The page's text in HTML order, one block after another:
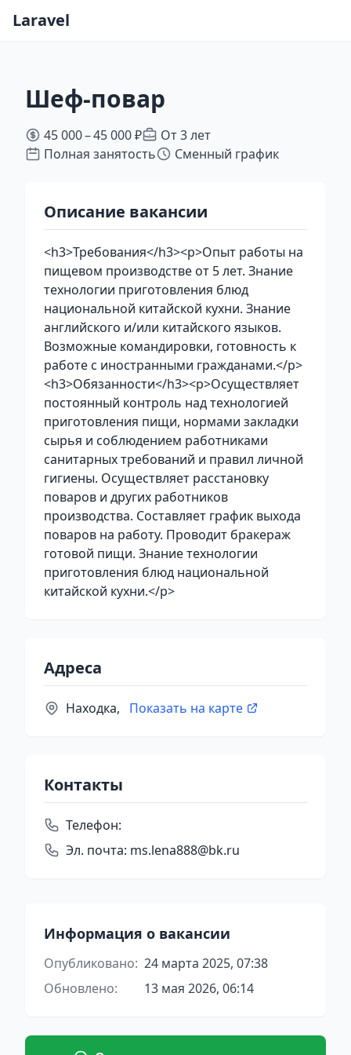
Laravel
Шеф-повар
45 000 – 45 000 ₽
От 3 лет
Полная занятость
Сменный график
Описание вакансии
<h3>Требования</h3><p>Опыт работы на
пищевом производстве от 5 лет. Знание
технологии приготовления блюд
национальной китайской кухни. Знание
английского и/или китайского языков.
Возможные командировки, готовность к
работе с иностранными гражданами.</p>
<h3>Обязанности</h3><p>Осуществляет
постоянный контроль над технологией
приготовления пищи, нормами закладки
сырья и соблюдением работниками
санитарных требований и правил личной
гигиены. Осуществляет расстановку
поваров и других работников
производства. Составляет график выхода
поваров на работу. Проводит бракераж
готовой пищи. Знание технологии
приготовления блюд национальной
китайской кухни.</p>
Адреса
Находка, Показать на карте
Контакты
Телефон:
Эл. почта: ms.lena888@bk.ru
Информация о вакансии
Опубликовано: 24 марта 2025, 07:38
Обновлено:
13 мая 2026, 06:14